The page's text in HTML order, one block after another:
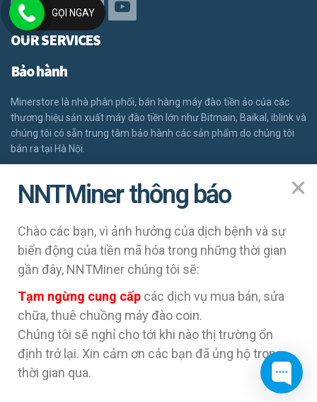
OUR SERVICES
Bảo hành
Minerstore là nhà phân phối, bán hàng máy đào tiền ảo của các
thương hiệu sản xuất máy đào tiền lớn như Bitmain, Baikal, iblink và
chúng tôi có sẵn trung tâm bảo hành các sản phẩm do chúng tôi
bán ra tại Hà Nội.
ĐĂNG KÝ BẢO HÀNH
Khách hàng cần biết
Các câu hỏi thường gặp FAQ
Báo giá sản phẩm (update ngày 16/5/2018)
Tài liệu sử dụng máy đào
GỌI NGAY
NNTMiner thông báo
Chào các bạn, vì ảnh hưởng của dịch bệnh và sự
biến động của tiền mã hóa trong những thời gian
gần đây, NNTMiner chúng tôi sẽ:
Tạm ngừng cung cấp các dịch vụ mua bán, sửa
chữa, thuê chuồng máy đào coin.
Chúng tôi sẽ nghỉ cho tới khi nào thị trường ổn
định trở lại. Xin cảm ơn các bạn đã ủng hộ trong
thời gian qua.